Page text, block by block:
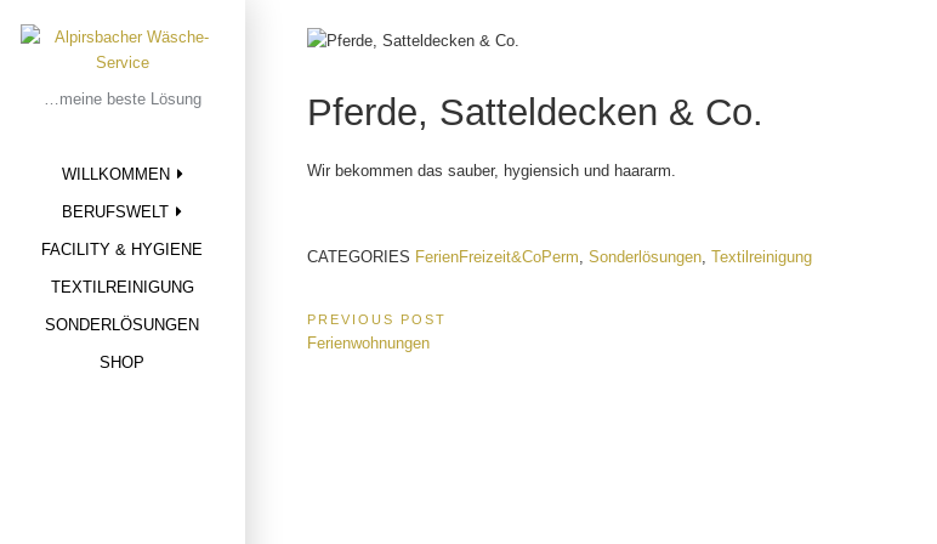
…meine beste Lösung
WILLKOMMEN
BERUFSWELT
FACILITY & HYGIENE
TEXTILREINIGUNG
SONDERLÖSUNGEN
SHOP
Pferde, Satteldecken & Co.
Wir bekommen das sauber, hygiensich und haararm.
CATEGORIES FerienFreizeit&CoPerm Sonderlösungen, Textilreinigung
Beitragsnavigation
PREVIOUS POST
Previous
Ferienwohnungen